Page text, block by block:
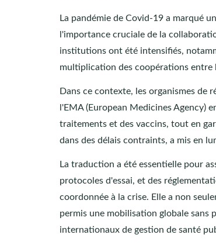
La pandémie de Covid-19 a marqué
l'importance cruciale de la
institutions ont été intensifiés,
multiplication des coopérations entre
Dans ce contexte, les organismes de
l'EMA (European Medicines Agency)
traitements et des vaccins, tout en
dans des délais contraints, a mis en
La traduction a été essentielle pour
protocoles d'essai, et des
coordonnée à la crise. Elle a non
permis une mobilisation globale sans
internationaux de gestion de santé